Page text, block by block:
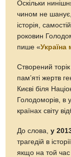
Оскільки
чином не
історія,
роковин
пише «Україна
Створений
пам’яті жертв
Києві біля
Голодоморів, в
країнах світу
До слова,у
трагедій в
якщо на той час